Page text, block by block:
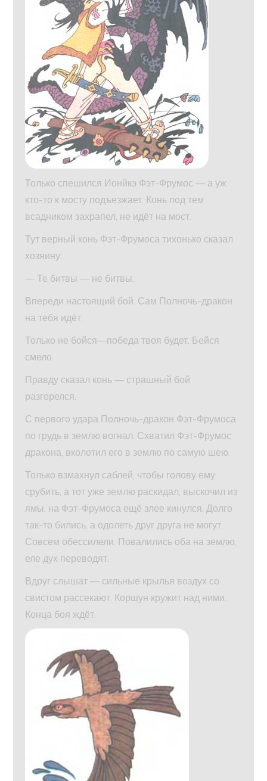
Только спешился Ионйкэ Фэт-Фрумос — а уж
кто-то к мосту подъезжает. Конь под тем
всадником захрапел, не идёт на мост.
Тут верный конь Фэт-Фрумоса тихонько сказал
хозяину:
— Те битвы — не битвы.
Впереди настоящий бой. Сам Полночь-дракон
на тебя идёт.
Только не бойся—победа твоя будет. Бейся
смело.
Правду сказал конь — страшный бой
разгорелся.
С первого удара Полночь-дракон Фэт-Фрумоса
по грудь в землю вогнал. Схватил Фэт-Фрумос
дракона, вколотил его в землю по самую шею.
Только взмахнул саблей, чтобы голову ему
срубить, а тот уже землю раскидал, выскочил из
ямы, на Фэт-Фрумоса ещё злее кинулся. Долго
так-то бились, а одолеть друг друга не могут.
Совсем обессилели. Повалились оба на землю,
еле дух переводят.
Вдруг слышат — сильные крылья воздух со
свистом рассекают. Коршун кружит над ними.
Конца боя ждёт.